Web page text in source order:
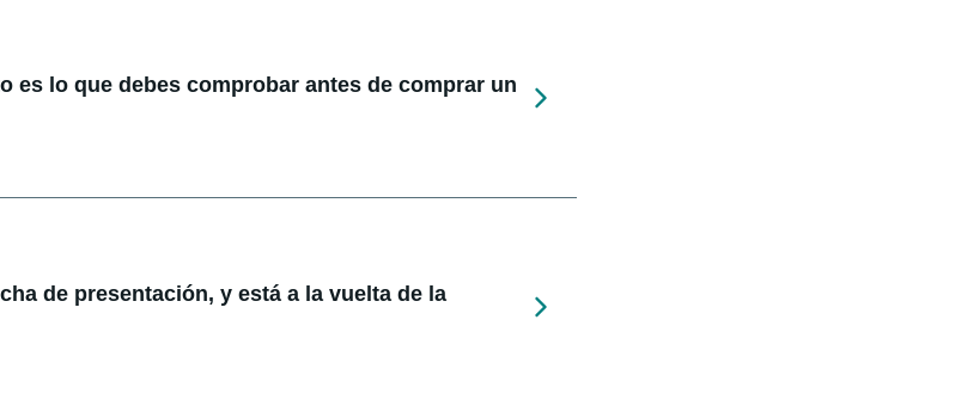
es lo que debes comprobar antes de comprar un
de presentación, y está a la vuelta de la